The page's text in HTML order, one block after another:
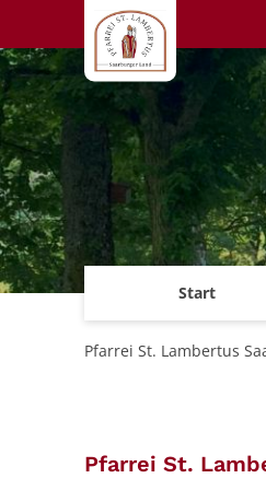
Zum Inhalt springen
Start
Pfarrei St. Lambertus
Pfarrei St.